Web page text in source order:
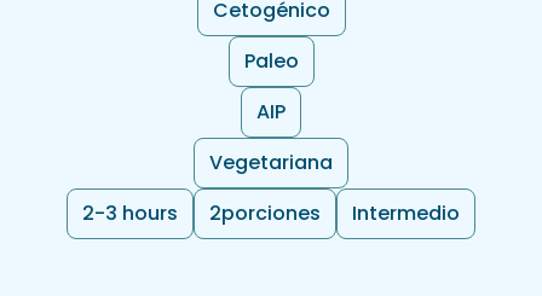
Cetogénico
Paleo
AIP
Vegetariana
2-3 hours
2porciones Intermedio